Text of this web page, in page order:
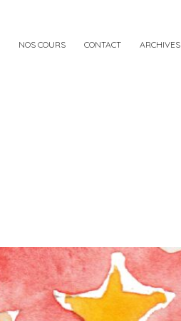
NOS COURS CONTACT ARCHIVES